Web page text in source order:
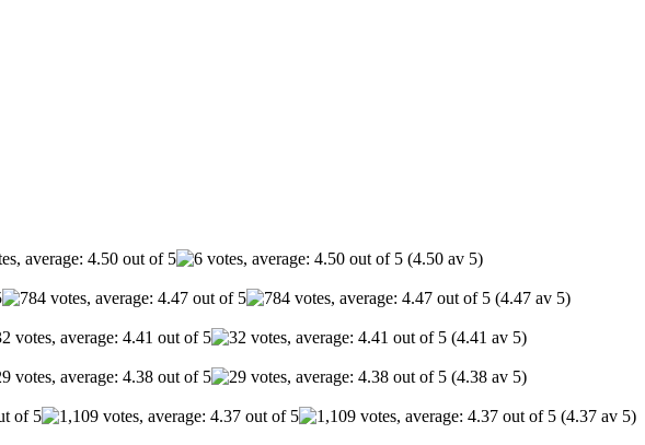
(4.50 av 5)
(4.47 av 5)
(4.41 av 5)
(4.38 av 5)
(4.37 av 5)